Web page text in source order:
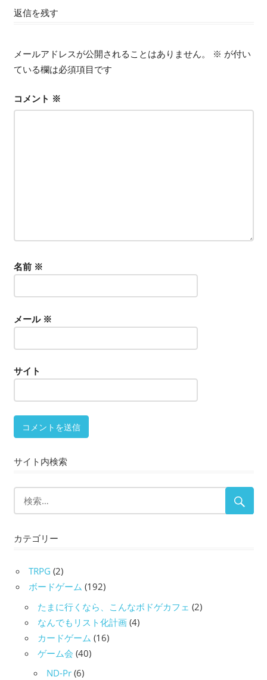
ビ
ー
ョ
事:
返信を残す
メールアドレスが公開されることはありません。 ※ が付い
ている欄は必須項目です
コメント ※
名前 ※
メール ※
サイト
サイト内検索
カテゴリー
TRPG (2)
ボードゲーム (192)
たまに行くなら、こんなボドゲカフェ (2)
なんでもリスト化計画 (4)
カードゲーム (16)
ゲーム会 (40)
ND-Pr (6)